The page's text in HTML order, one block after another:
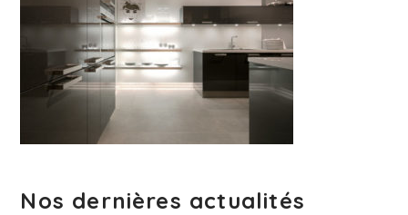
Nos dernières actualités